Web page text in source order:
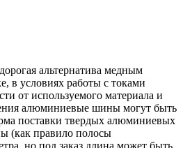
альтернатива медным
в условиях работы с токами
от используемого материала и
алюминиевые шины могут быть
поставки твердых алюминиевых
(как правило полосы